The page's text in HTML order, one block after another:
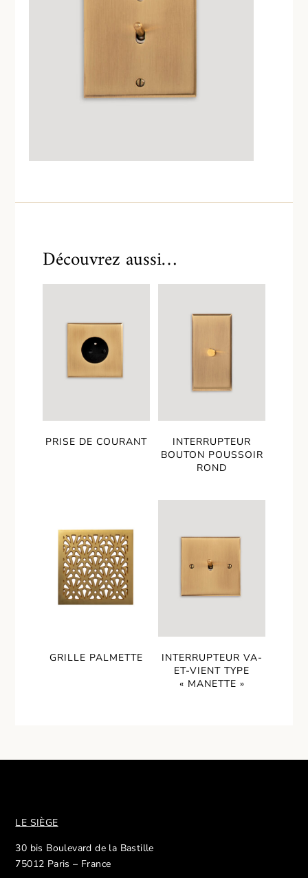
Découvrez aussi…
PRISE DE COURANT
INTERRUPTEUR
BOUTON POUSSOIR
ROND
GRILLE PALMETTE
INTERRUPTEUR VA-
ET-VIENT TYPE
« MANETTE »
LE SIÈGE
30 bis Boulevard de la Bastille
75012 Paris – France